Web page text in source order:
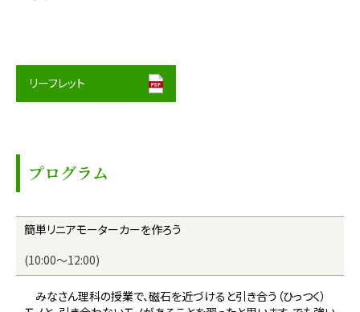
リーフレット
プログラム
簡単リニアモーターカーを作ろう
(10:00～12:00)
みなさん理科の授業で、磁石を近づけると引き合う（ひっつく）